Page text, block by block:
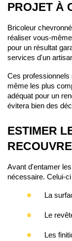
PROJET À
Bricoleur
réaliser vous-
pour un résultat
services d'un
Ces professionnels
même les plus
adéquat pour un
évitera bien des
ESTIMER
Avant d'entamer
nécessaire. Celui-
La
Le
Les